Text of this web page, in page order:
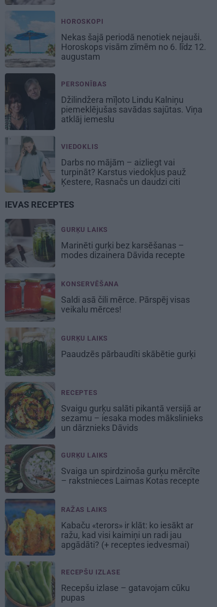
HOROSKOPI
Nekas šajā periodā nenotiek nejauši.
Horoskops visām zīmēm no 6. līdz 12.
augustam
PERSONĪBAS
Džilindžera mīļoto Lindu Kalniņu
piemeklējušas savādas sajūtas. Viņa
atklāj iemeslu
VIEDOKLIS
Darbs no mājām – aizliegt vai
turpināt? Karstus viedokļus pauž
Ķestere, Rasnačs un daudzi citi
IEVAS RECEPTES
GURĶU LAIKS
Marinēti gurķi bez karsēšanas –
modes dizainera Dāvida recepte
KONSERVĒŠANA
Saldi asā čili mērce. Pārspēj visas
veikalu mērces!
GURĶU LAIKS
Paaudzēs pārbaudīti skābētie gurķi
RECEPTES
Svaigu gurķu salāti pikantā versijā ar
sezamu – iesaka modes mākslinieks
un dārznieks Dāvids
GURĶU LAIKS
Svaiga un spirdzinoša gurķu mērcīte
– rakstnieces Laimas Kotas recepte
RAŽAS LAIKS
Kabaču «terors» ir klāt: ko iesākt ar
ražu, kad visi kaimiņi un radi jau
apgādāti? (+ receptes iedvesmai)
RECEPŠU IZLASE
Recepšu izlase – gatavojam cūku
pupas